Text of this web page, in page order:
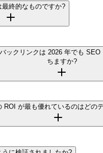
最終的なものですか?
ックリンクは 2026 年でも
ちますか?
ROI が最も優れているのはどの